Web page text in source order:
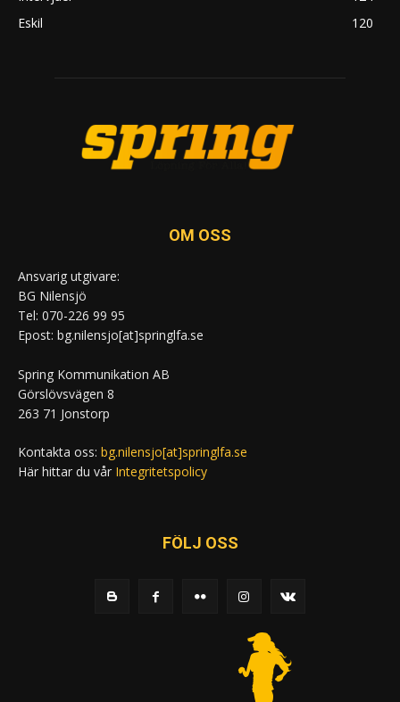
Eskil
120
OM OSS
Ansvarig utgivare:
BG Nilensjö
Tel: 070-226 99 95
Epost: bg.nilensjo[at]springlfa.se
Spring Kommunikation AB
Görslövsvägen 8
263 71 Jonstorp
Kontakta oss: bg.nilensjo[at]springlfa.se
Här hittar du vår Integritetspolicy
FÖLJ OSS